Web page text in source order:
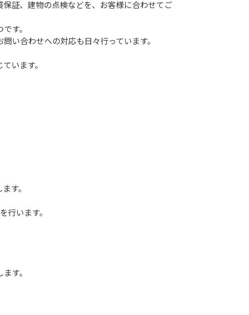
証、建物の点検などを、お客様に合わせてご
す。
い合わせへの対応も日々行っています。
います。
す。
います。
す。